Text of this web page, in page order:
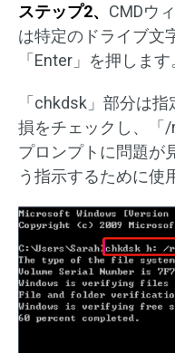
ステップ2、 CMDウ
は特定のドライブ文
「Enter」を押します
「chkdsk」部分は
損をチェックし、「
プロンプトに問題が
う指示するために使